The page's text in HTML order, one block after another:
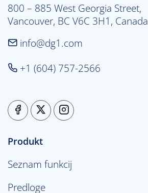
800 – 885 West Georgia Street,
Vancouver, BC V6C 3H1, Canada
info@dg1.com
+1 (604) 757-2566
Produkt
Seznam funkcij
Predloge